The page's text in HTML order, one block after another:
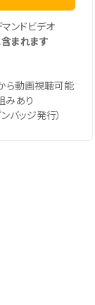
ンドビデオ
まれます
ら動画視聴可能
みあり
バッジ発行）